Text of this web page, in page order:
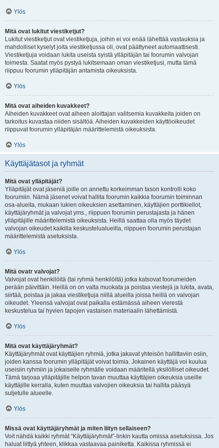
Ylös
Mitä ovat lukitut viestiketjut?
Lukitut viestiketjut ovat viestiketjuja, joihin ei voi enää lähettää vastauksia ja
mahdolliset kyselyt joita viestiketjussa oli, ovat päättyneet automaattisesti.
Viestiketjuja voidaan lukita useista syistä ylläpitäjän tai foorumin valvojan
toimesta. Saatat myös pystyä lukitsemaan oman viestiketjusi, mutta tämä
riippuu foorumin ylläpitäjän antamista oikeuksista.
Ylös
Mitä ovat aiheiden kuvakkeet?
Aiheiden kuvakkeet ovat aiheen aloittajan valitsemia kuvakkeita joiden on
tarkoitus kuvastaa niiden sisältöä. Aiheiden kuvakkeiden käyttöoikeudet
riippuvat foorumin ylläpitäjän määrittelemistä oikeuksista.
Ylös
Käyttäjätasot ja ryhmät
Mitä ovat ylläpitäjät?
Ylläpitäjät ovat jäseniä joille on annettu korkeimman tason kontrolli koko
foorumiin. Nämä jäsenet voivat hallita foorumin kaikkia foorumin toiminnan
osa-alueita, mukaan lukien oikeuksien asettaminen, käyttäjien porttikiellot,
käyttäjäryhmät ja valvojat yms., riippuen foorumin perustajasta ja hänen
ylläpitäjille määrittelemistä oikeuksista. Heillä saattaa olla myös täydet
valvojan oikeudet kaikilla keskustelualueilla, riippuen foorumin perustajan
määrittelemistä asetuksista.
Ylös
Mitä ovatr valvojat?
Valvojat ovat henkilöitä (tai ryhmä henkilöitä) jotka katsovat foorumeiden
perään päivittäin. Heillä on on valta muokata ja poistaa viestejä ja lukita, avata,
siirtää, poistaa ja jakaa viestiketjuja niillä alueilla joissa heillä on valvojan
oikeudet. Yleensä valvojat ovat paikalla estämässä aiheen vierestä
keskustelua tai hyvien tapojen vastaisen materiaalin lähettämistä.
Ylös
Mitä ovat käyttäjäryhmät?
Käyttäjäryhmät ovat käyttäjien ryhmiä, jotka jakavat yhteisön hallittaviin osiin,
joiden kanssa foorumin ylläpitäjät voivat toimia. Jokainen käyttäjä voi kuulua
useisiin ryhmiin ja jokaiselle ryhmälle voidaan määritellä yksilölliset oikeudet.
Tämä tarjoaa ylläpitäjille helpon tavan muuttaa käyttäjien oikeuksia useille
käyttäjille kerralla, kuten muuttaa valvojien oikeuksia tai hallita pääsyä
suljetulle alueelle.
Ylös
Missä ovat käyttäjäryhmät ja miten liityn sellaiseen?
Voit nähdä kaikki ryhmät “Käyttäjäryhmät”-linkin kautta omissa asetuksissa. Jos
haluat liittyä yhteen, klikkaa vastaavaa painiketta. Kaikissa ryhmissä ei